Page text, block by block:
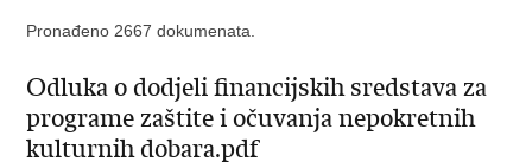
Pronađeno 2667 dokumenata.
Odluka o dodjeli financijskih sredstava za
programe zaštite i očuvanja nepokretnih
kulturnih dobara.pdf